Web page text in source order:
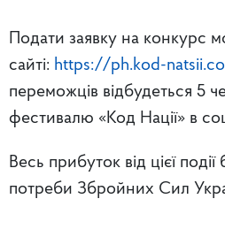
Подати заявку на конкурс
сайті: https://ph.kod-
переможців відбудеться 5
фестивалю «Код Нації» в
Весь прибуток від цієї
потреби Збройних Сил